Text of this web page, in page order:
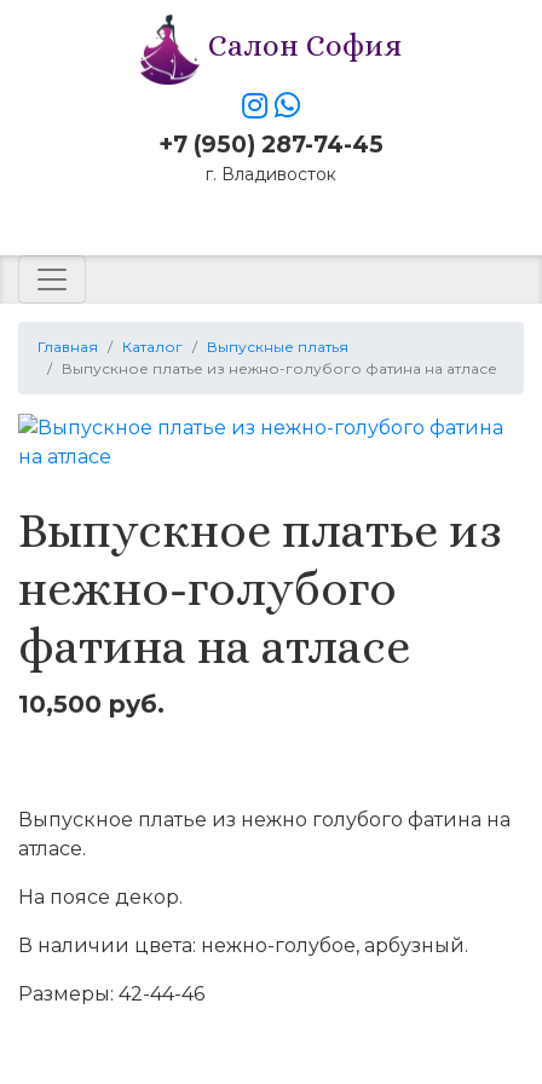
Салон София
+7 (950) 287-74-45
г. Владивосток
Главная Каталог
Выпускные платья
Выпускное платье из нежно-голубого фатина на атласе
Выпускное платье из
нежно-голубого
фатина на атласе
10,500 руб.
Выпускное платье из нежно голубого фатина на
атласе.
На поясе декор.
В наличии цвета: нежно-голубое, арбузный.
Размеры: 42-44-46